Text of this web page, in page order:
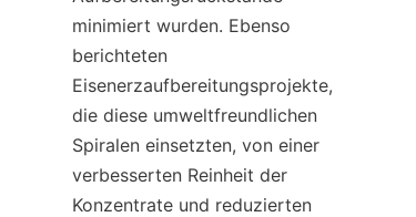
minimiert wurden. Ebenso
berichteten
Eisenerzaufbereitungsprojekte,
die diese umweltfreundlichen
Spiralen einsetzten, von einer
verbesserten Reinheit der
Konzentrate und reduzierten